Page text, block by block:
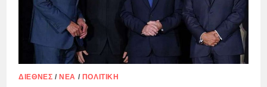
ΔΙΕΘΝΈΣ /ΝΈΑ / ΠΟΛΙΤΙΚΉ